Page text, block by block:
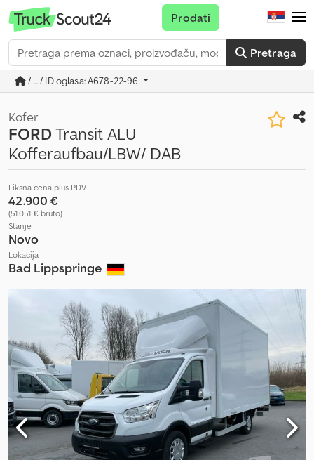
Pretraga
Prodati
/ ... / ID oglasa: A678-22-96
Kofer
FORDTransit ALU
Kofferaufbau/LBW/ DAB
Fiksna cena plus PDV
42.900 €
(51.051 € bruto)
Stanje
Novo
Lokacija
Bad Lippspringe